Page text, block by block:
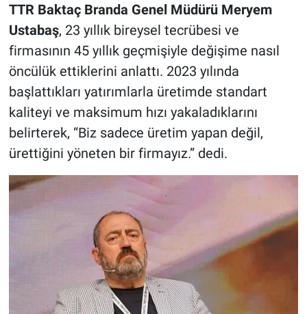
TTR Baktaç Branda Genel Müdürü Meryem
Ustabaş, 23 yıllık bireysel tecrübesi ve
firmasının 45 yıllık geçmişiyle değişime nasıl
öncülük ettiklerini anlattı. 2023 yılında
başlattıkları yatırımlarla üretimde standart
kaliteyi ve maksimum hızı yakaladıklarını
belirterek, “Biz sadece üretim yapan değil,
ürettiğini yöneten bir firmayız.” dedi.